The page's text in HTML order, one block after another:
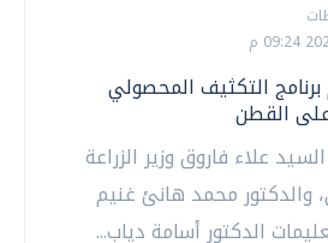
التكثيف المحصولي
القطن
علاء فاروق وزير الزراعة
والدكتور محمد هانئ غنيم
الدكتور أسامة دياب...